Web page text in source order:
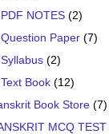
PDF NOTES (2)
Question Paper (7)
Syllabus (2)
Text Book (12)
Book Store (7)
MCQ TEST